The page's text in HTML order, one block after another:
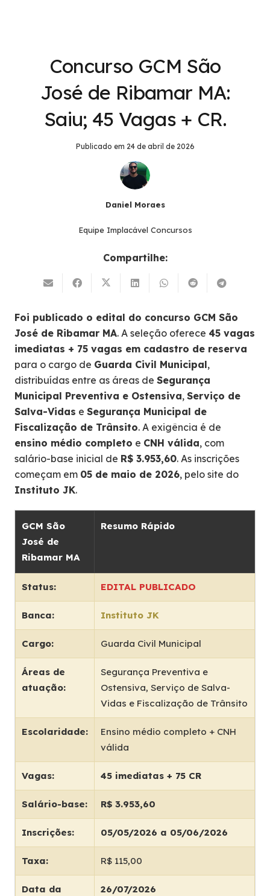
Concurso GCM São
José de Ribamar MA:
Saiu; 45 Vagas + CR.
Publicado em 24 de abril de 2026
Daniel Moraes
Equipe Implacável Concursos
Compartilhe:
Foi publicado o edital do concurso GCM São
José de Ribamar MA. A seleção oferece 45 vagas
imediatas + 75 vagas em cadastro de reserva
para o cargo de Guarda Civil Municipal,
distribuídas entre as áreas de Segurança
Municipal Preventiva e Ostensiva, Serviço de
Salva-Vidas e Segurança Municipal de
Fiscalização de Trânsito. A exigência é de
ensino médio completo e CNH válida, com
salário-base inicial de R$ 3.953,60. As inscrições
começam em 05 de maio de 2026, pelo site do
Instituto JK.
GCM São
José de
Ribamar MA
Resumo Rápido
Status: EDITAL PUBLICADO
Banca: Instituto JK
Cargo: Guarda Civil Municipal
Áreas de
atuação:
Segurança Preventiva e
Ostensiva, Serviço de Salva-
Vidas e Fiscalização de Trânsito
Escolaridade:
Ensino médio completo + CNH
válida
Vagas: 45 imediatas + 75 CR
Salário-base: R$ 3.953,60
Inscrições: 05/05/2026 a 05/06/2026
Taxa: R$ 115,00
Data da
26/07/2026